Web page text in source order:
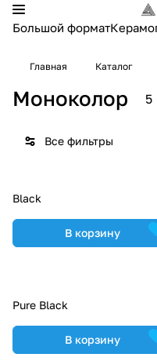
Большой формат
Главная Каталог
Моноколор 5
Все фильтры
Black
В корзину
Pure Black
В корзину